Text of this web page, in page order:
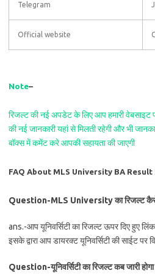
Telegram
Official website
Note–
रिजल्ट की नई अपडेट के लिए आप हमारी वेबसाइट
की नई जानकारी यहां से मिलती रहेगी और भी
बॉक्स में कमेंट करे आपकी सहायता की जाएगी
FAQ About MLS University BA Result
Question-MLS University का रिजल्ट
ans.-आप यूनिवर्सिटी का रिजल्ट ऊपर दिए हुए
इसके द्वारा आप डायरक्ट यूनिवर्सिटी की साईट पर
Question-यूनिवर्सिटी का रिजल्ट कब जारी होगा